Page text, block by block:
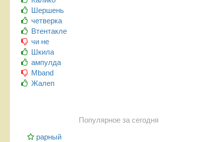
Шершень
четверка
Втентакле
чи не
Шкила
ампулда
Mband
Жалеп
Популярное за сегодня
рарный